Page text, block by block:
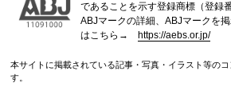
であることを示す登録商標（登録
ABJマークの詳細、ABJマークを
はこちら→ https://aebs.or.jp/
本サイトに掲載されている記事・写真・イラスト等の
す。